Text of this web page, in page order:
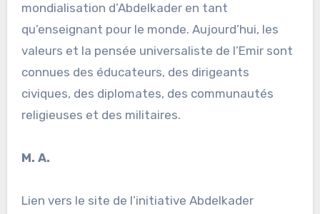
mondialisation d’Abdelkader en tant
qu’enseignant pour le monde. Aujourd’hui, les
valeurs et la pensée universaliste de l’Emir sont
connues des éducateurs, des dirigeants
civiques, des diplomates, des communautés
religieuses et des militaires.
M. A.
Lien vers le site de l’initiative Abdelkader